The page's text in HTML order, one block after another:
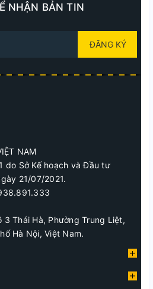
NHẬN BẢN TIN
ĐĂNG KÝ
NAM
do Sở Kế hoạch và Đầu tư
21/07/2021.
Thái Hà, Phường Trung Liệt,
Hà Nội, Việt Nam.